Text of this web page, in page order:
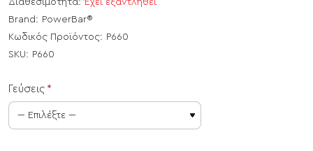
Διαθεσιμότητα: Έχει εξαντληθεί
Brand: PowerBar®
Κωδικός Προϊόντος: P660
SKU: P660
Γεύσεις